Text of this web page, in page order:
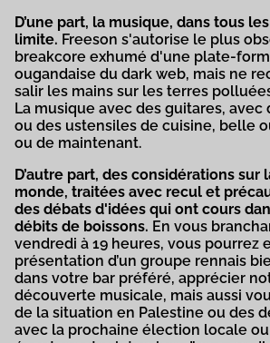
D’une part, la musique, dans tous
limite. Freeson s'autorise le plus
breakcore exhumé d'une plate-
ougandaise du dark web, mais ne
salir les mains sur les terres
La musique avec des guitares, avec
ou des ustensiles de cuisine, belle
ou de maintenant.
D’autre part, des considérations
monde, traitées avec recul et
des débats d'idées qui ont cours
débits de boissons. En vous
vendredi à 19 heures, vous pourrez
présentation d’un groupe rennais
dans votre bar préféré, apprécier
découverte musicale, mais aussi
de la situation en Palestine ou des
avec la prochaine élection locale